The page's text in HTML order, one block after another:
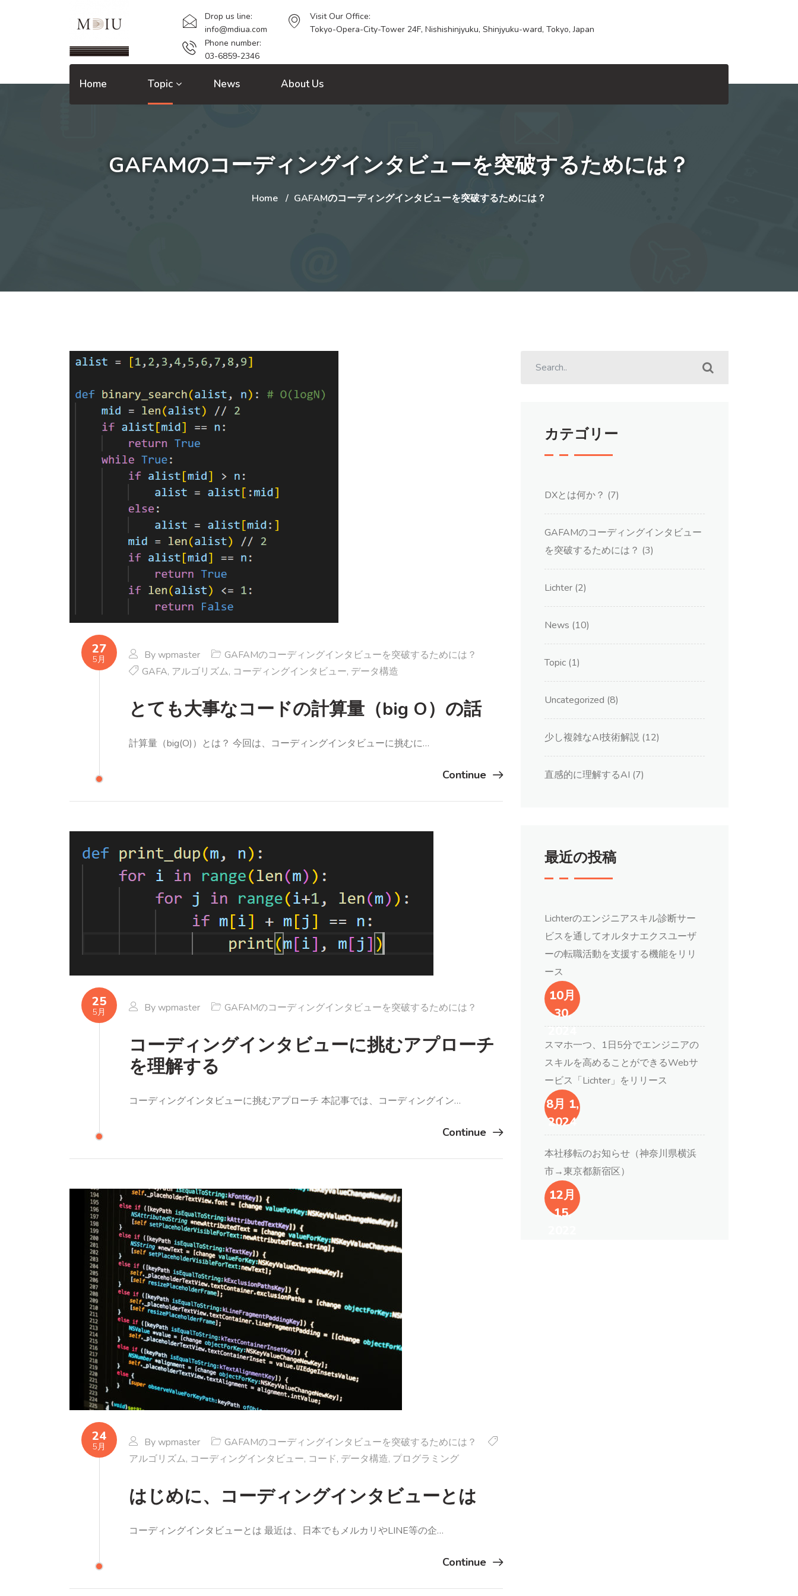
Drop us line:
info@mdiua.com
Visit Our Office:
Tokyo-Opera-City-Tower 24F, Nishishinjyuku, Shinjyuku-ward, Tokyo, Japan
Phone number:
03-6859-2346
Home Topic News About Us
GAFAMのコーディングインタビューを突破するためには？
Home GAFAMのコーディングインタビューを突破するためには？
27
5月 Bywpmaster
GAFAMのコーディングインタビューを突破するためには？
GAFA, アルゴリズム, コーディングインタビュー, データ構造
とても大事なコードの計算量（big O）の話
計算量（big(O)）とは？ 今回は、コーディングインタビューに挑むに…
Continue
25
5月 Bywpmaster GAFAMのコーディングインタビューを突破するためには？
コーディングインタビューに挑むアプローチ
を理解する
コーディングインタビューに挑むアプローチ 本記事では、コーディングイン…
Continue
24
5月 Bywpmaster
GAFAMのコーディングインタビューを突破するためには？
アルゴリズム, コーディングインタビュー, コード, データ構造, プログラミング
はじめに、コーディングインタビューとは
コーディングインタビューとは 最近は、日本でもメルカリやLINE等の企…
Continue
カテゴリー
DXとは何か？ (7)
GAFAMのコーディングインタビュー
を突破するためには？ (3)
Lichter (2)
News (10)
Topic (1)
Uncategorized (8)
少し複雑なAI技術解説 (12)
直感的に理解するAI (7)
最近の投稿
Lichterのエンジニアスキル診断サー
ビスを通してオルタナエクスユーザ
ーの転職活動を支援する機能をリリ
ース
10月
30,
2024
スマホ一つ、1日5分でエンジニアの
スキルを高めることができるWebサ
ービス「Lichter」をリリース
8月 1,
2024
本社移転のお知らせ（神奈川県横浜
市→東京都新宿区）
12月
15,